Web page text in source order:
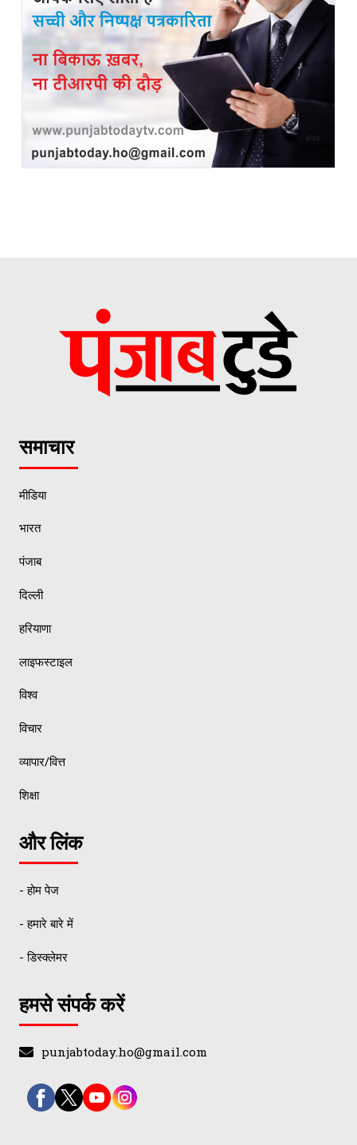
समाचार
मीडिया
भारत
पंजाब
दिल्ली
हरियाणा
लाइफस्टाइल
विश्व
विचार
व्यापार/वित्त
शिक्षा
और लिंक
- होम पेज
- हमारे बारे में
- डिस्क्लेमर
हमसे संपर्क करें
punjabtoday.ho@gmail.com